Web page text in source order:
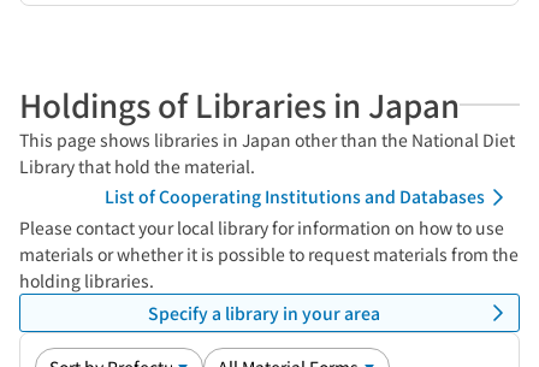
Holdings of Libraries in Japan
This page shows libraries in Japan other than the National Diet
Library that hold the material.
List of Cooperating Institutions and Databases
Please contact your local library for information on how to use
materials or whether it is possible to request materials from the
holding libraries.
Specify a library in your area